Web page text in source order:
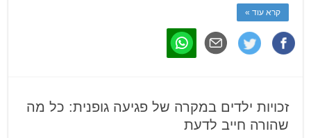
קרא עוד »
זכויות ילדים במקרה של פגיעה גופנית: כל מה
שהורה חייב לדעת